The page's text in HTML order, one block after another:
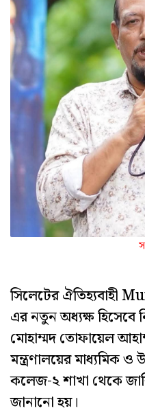
সিলেটের ঐতিহ্যবাহী
এর নতুন অধ্যক্ষ হিসেবে
মোহাম্মদ তোফায়েল
মন্ত্রণালয়ের মাধ্যমিক ও
কলেজ-২ শাখা থেকে
জানানো হয়।